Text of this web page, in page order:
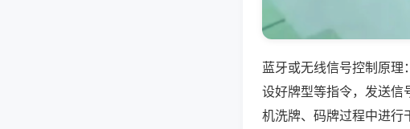
蓝牙或无线信号控制原
设好牌型等指令，发送信
机洗牌、码牌过程中进行